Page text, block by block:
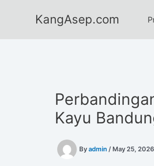
KangAsep.com
Kayu
Byadmin / May 25, 2026